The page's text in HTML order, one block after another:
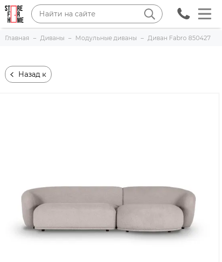
Главная Диваны Модульные диваны Диван Fabro 850427
Назад к